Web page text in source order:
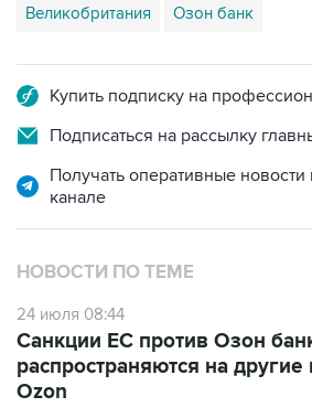
Великобритания Озон банк
Купить подписку на
Подписаться на рассылку
Получать оперативные
канале
НОВОСТИ ПО ТЕМЕ
24 июля 08:44
Санкции ЕС против Озон
распространяются на
Ozon